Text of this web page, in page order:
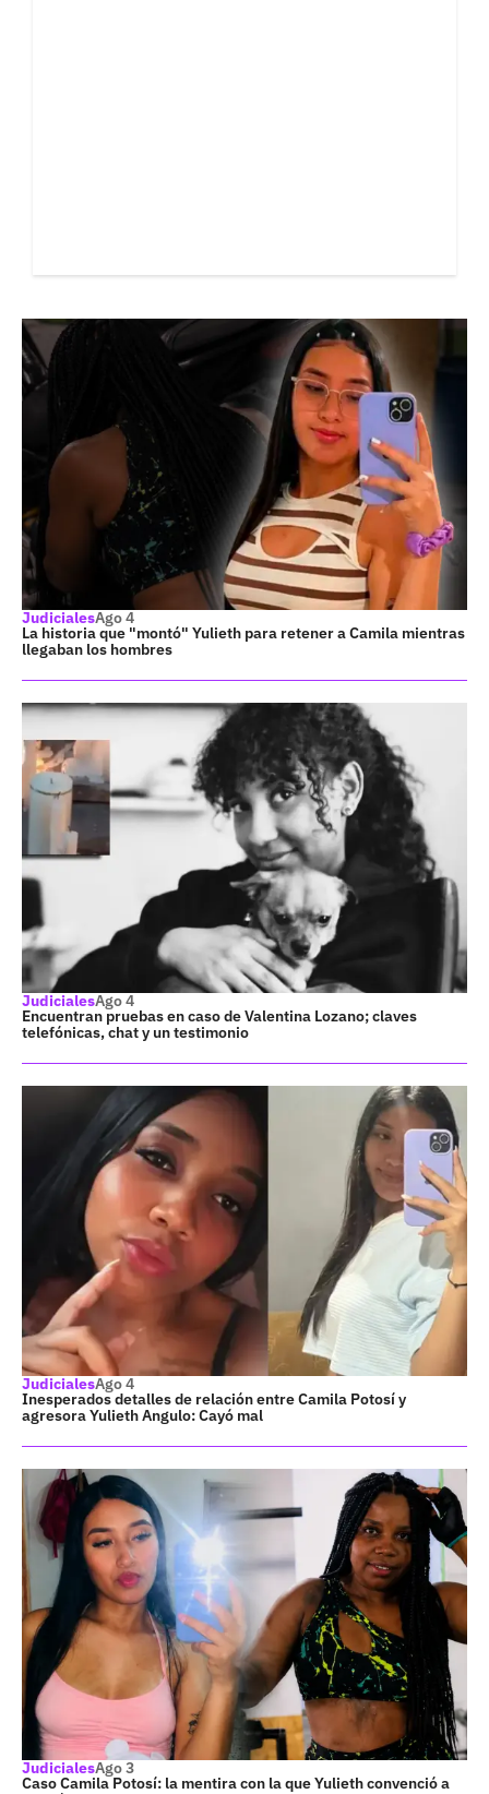
JudicialesAgo 4
La historia que "montó" Yulieth para retener a Camila mientras
llegaban los hombres
JudicialesAgo 4
Encuentran pruebas en caso de Valentina Lozano; claves
telefónicas, chat y un testimonio
JudicialesAgo 4
Inesperados detalles de relación entre Camila Potosí y
agresora Yulieth Angulo: Cayó mal
JudicialesAgo 3
Caso Camila Potosí: la mentira con la que Yulieth convenció a